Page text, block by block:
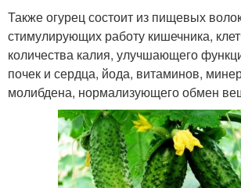
Также огурец состоит из пищевых
стимулирующих работу кишечника,
количества калия, улучшающего
почек и сердца, йода, витаминов,
молибдена, нормализующего обмен